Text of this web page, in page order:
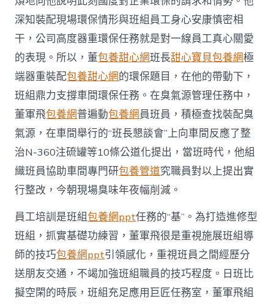
深知裝配現場環保情形與班組員工身心安康慎密相
干，公司高度器重環保任務就是對一線員工真心關愛
的表現。所以，董包養甜心網班長甜心寶貝包養網極
端器重裝配包養甜心網的環保題目，在他的帶動下，
班組鼎力支撐車間環保任務。在臭氣源管理任務中，
董軍飛包養網普遍動包養網員班員，積極查找裝配臭
氣源，在車間舉行的“班長懇談會”上向車間反應了整
治N-360注硫罐等10條公道化提出，當班時代，他組
織班員協助車間專門研包養管道究職員對以上提出實
行整改，今朝現場臭味年夜幅削減。
員工培訓是班組包養網ppt任務的“基”。為打造進修型
班組，抓實基礎功練習，董軍飛很是重視施展班組導
師的技巧包養網ppt引領感化，重視班員之間經歷分
送朋友交通，不竭加強班組職員的技巧程度。日班比
擬空閑的時辰，班組充足應用巨匠任務室，董軍飛組